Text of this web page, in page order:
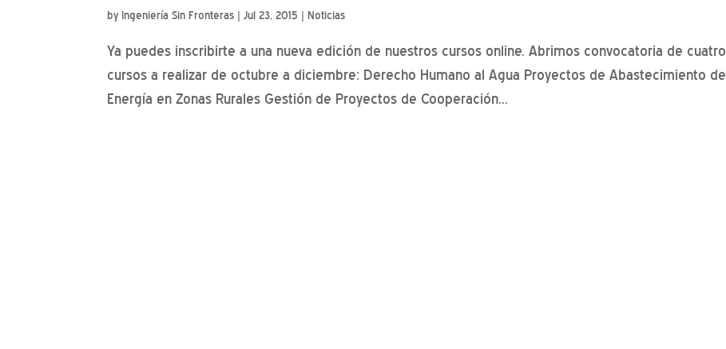
by Ingeniería Sin Fronteras |Jul 23, 2015 |Noticias
Ya puedes inscribirte a una nueva edición de nuestros cursos online. Abrimos convocatoria de cuatro
cursos a realizar de octubre a diciembre: Derecho Humano al Agua Proyectos de Abastecimiento de
Energía en Zonas Rurales Gestión de Proyectos de Cooperación...